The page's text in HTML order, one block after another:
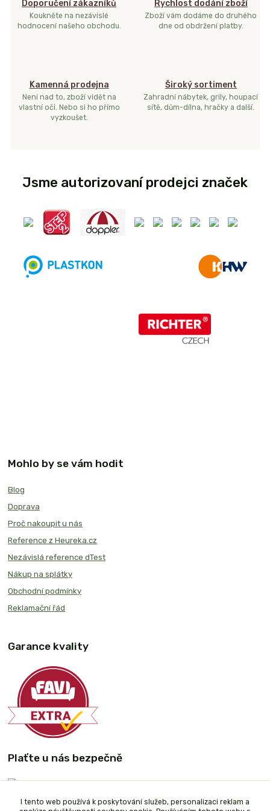
Doporučení zákazníků
Koukněte na nezávislé
hodnocení našeho obchodu.
Rychlost dodání zboží
Zboží vám dodáme do druhého
dne od obdržení platby.
Kamenná prodejna
Není nad to, zboží vidět na
vlastní oči. Nebo si ho přímo
vyzkoušet.
Široký sortiment
Zahradní nábytek, grily, houpací
sítě, dům-dílna, hračky a další.
Jsme autorizovaní prodejci značek
Mohlo by se vám hodit
Blog
Doprava
Proč nakoupit u nás
Reference z Heureka.cz
Nezávislá reference dTest
Nákup na splátky
Obchodní podmínky
Reklamační řád
Garance kvality
Plaťte u nás bezpečně
I tento web používá k poskytování služeb, personalizaci reklam a